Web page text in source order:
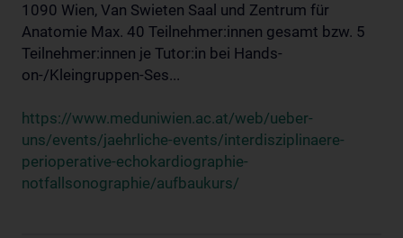
1090 Wien, Van Swieten Saal und Zentrum für
Anatomie Max. 40 Teilnehmer:innen gesamt bzw. 5
Teilnehmer:innen je Tutor:in bei Hands-
on-/Kleingruppen-Ses...
https://www.meduniwien.ac.at/web/ueber-
uns/events/jaehrliche-events/interdisziplinaere-
perioperative-echokardiographie-
notfallsonographie/aufbaukurs/